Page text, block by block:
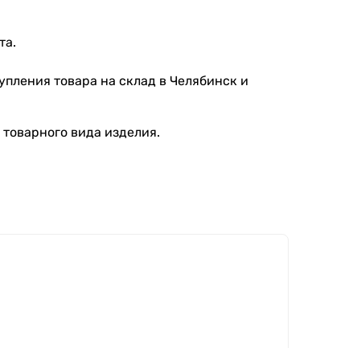
товара на склад в Челябинск и
вида изделия.